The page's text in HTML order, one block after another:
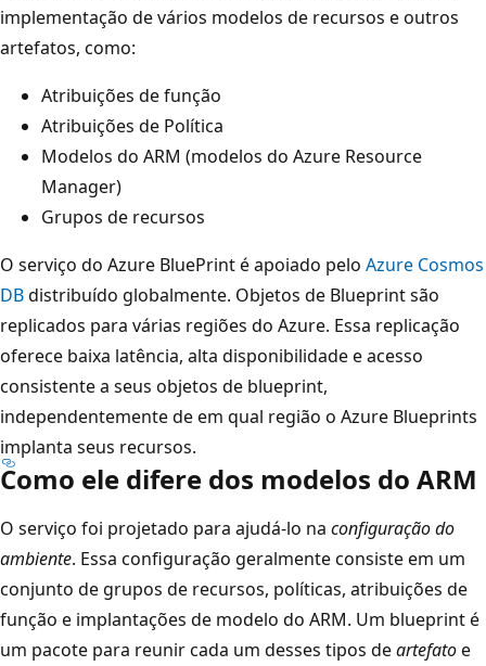
implementação de vários modelos de recursos e outros
artefatos, como:
Atribuições de função
Atribuições de Política
Modelos do ARM (modelos do Azure Resource
Manager)
Grupos de recursos
O serviço do Azure BluePrint é apoiado pelo Azure Cosmos
DBdistribuído globalmente. Objetos de Blueprint são
replicados para várias regiões do Azure. Essa replicação
oferece baixa latência, alta disponibilidade e acesso
consistente a seus objetos de blueprint,
independentemente de em qual região o Azure Blueprints
implanta seus recursos.
Como ele difere dos modelos do ARM
O serviço foi projetado para ajudá-lo na configuração do
ambiente. Essa configuração geralmente consiste em um
conjunto de grupos de recursos, políticas, atribuições de
função e implantações de modelo do ARM. Um blueprint é
um pacote para reunir cada um desses tipos deartefatoe